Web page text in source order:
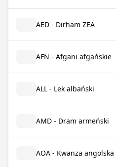
AED - Dirham ZEA
AFN - Afgani afgańskie
ALL - Lek albański
AMD - Dram armeński
AOA - Kwanza angolska